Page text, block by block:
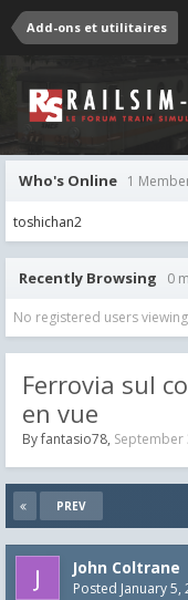
Add-ons et utilitaires
Who's Online 1
toshichan2
Recently Browsing 0
No registered users
Ferrovia sul
en vue
Byfantasio78, September
PREV
John Coltrane
Posted January 5,